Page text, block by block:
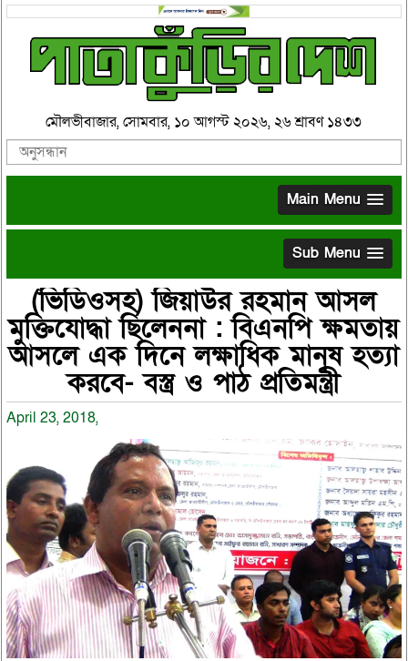
মৌলভীবাজার, সোমবার, ১০ আগস্ট ২০২৬, ২৬ শ্রাবণ ১৪৩৩
Main Menu
Sub Menu
(ভিডিওসহ) জিয়াউর রহমান আসল
মুক্তিযোদ্ধা ছিলেননা : বিএনপি ক্ষমতায়
আসলে এক দিনে লক্ষাধিক মানুষ হত্যা
করবে- বস্ত্র ও পাঠ প্রতিমন্ত্রী
April 23, 2018,